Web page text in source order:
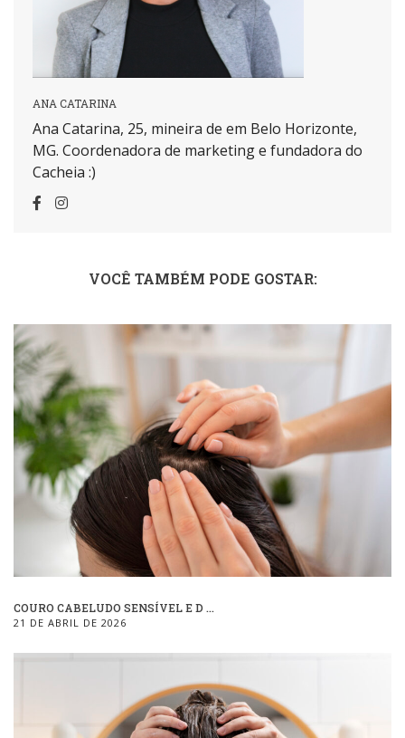
ANA CATARINA
Ana Catarina, 25, mineira de em Belo Horizonte,
MG. Coordenadora de marketing e fundadora do
Cacheia :)
VOCÊ TAMBÉM PODE GOSTAR:
COURO CABELUDO SENSÍVEL E D ...
21 DE ABRIL DE 2026